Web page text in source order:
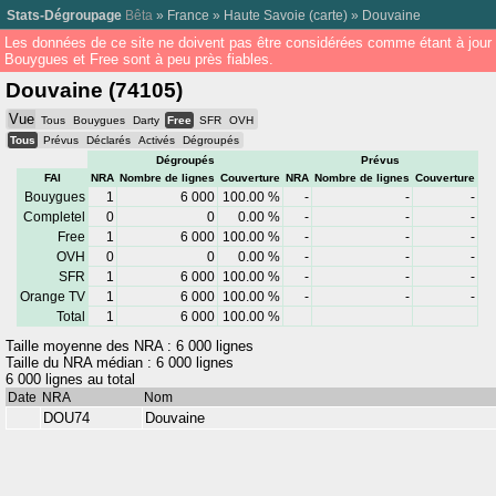
Stats-Dégroupage Bêta » France » Haute Savoie (carte) » Douvaine
Les données de ce site ne doivent pas être considérées comme étant à
Bouygues et Free sont à peu près fiables.
Douvaine (74105)
Vue Tous Bouygues Darty Free SFR
OVH
Tous
Prévus Déclarés Activés
Dégroupés
Dégroupés
Prévus
FAI
NRA Nombre de lignes Couverture NRA Nombre de lignes Couverture
Bouygues 1 6 000 100.00 % - -
-
Completel
0 0 0.00 % - -
-
Free
1 6 000 100.00 % - -
-
OVH
0 0 0.00 % - -
-
SFR
1 6 000 100.00 % - -
-
Orange TV
1 6 000 100.00 % - -
-
Total
1 6 000 100.00 %
Taille moyenne des NRA : 6 000 lignes
Taille du NRA médian : 6 000 lignes
6 000 lignes au total
Date NRA Nom
DOU74 Douvaine